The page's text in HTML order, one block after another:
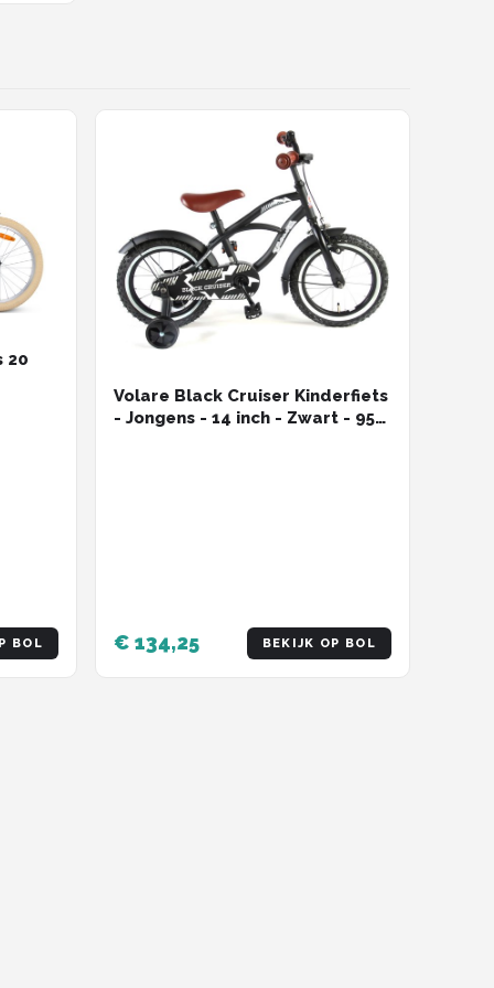
20
BOL
Volare Black Cruiser Kinderfiets
- Jongens - 14 inch - Zwart - 95%
€ 134,25 BEKIJK OP BOL